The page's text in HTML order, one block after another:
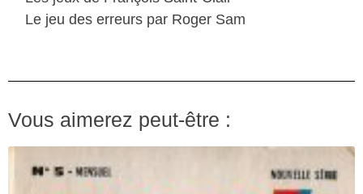
Le jeu des erreurs par Roger Sam
Vous aimerez peut-être :